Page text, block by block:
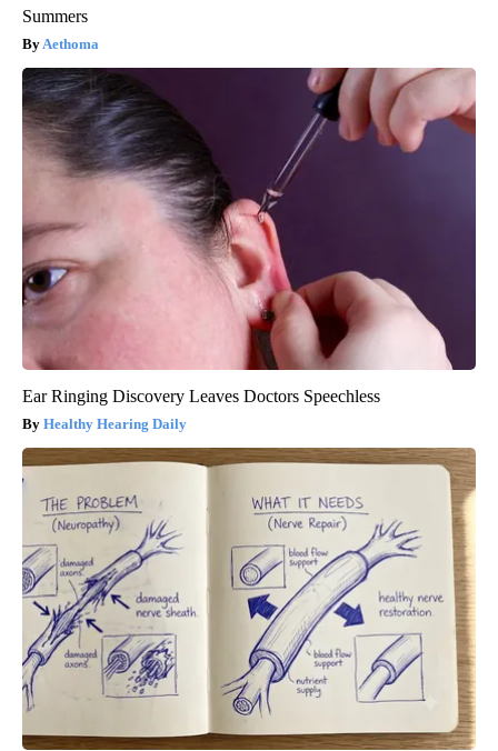
Summers
Aethoma
Ear Ringing Discovery Leaves Doctors Speechless
Healthy Hearing Daily